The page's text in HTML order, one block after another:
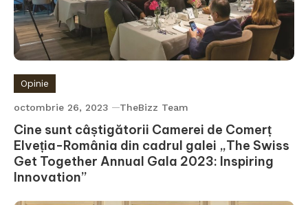
Opinie
octombrie 26, 2023 TheBizz Team
Cine sunt câștigătorii Camerei de Comerț
Elveția-România din cadrul galei „The Swiss
Get Together Annual Gala 2023: Inspiring
Innovation”